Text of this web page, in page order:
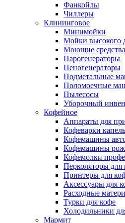
Фанкойлы
Чиллеры
Клининговое
Минимойки
Мойки высокого
Моющие средства
Парогенераторы
Пеногенераторы
Подметальные
Поломоечные
Пылесосы
Уборочный
Кофейное
Аппараты для
Кофеварки
Кофемашины
Кофемашины
Кофемолки
Перколяторы для
Принтеры для
Аксессуары для
Расходные
Турки для кофе
Холодильники
Мармит